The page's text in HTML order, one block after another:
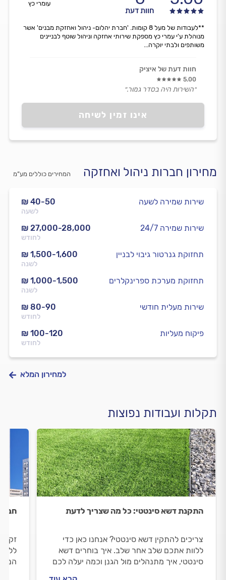
עומרי כץ
חוות דעת
אינו זמין לשיחה
**לעבודות של מעל 8 קומות. 'חברת יהלום- ניהול ואחזקת מבנים' אשר
מנוהלת ע'י עמרי כץ מספקת שירותי אחזקה וניהול שוטף לבניינים
משותפים ולבתי יוקרה...
חוות דעת של איציק
5.00
״השירות היה בסדר גמור.״
מחירון חברות ניהול ואחזקה המחירים כוללים מע”מ
₪ 40-50
לשעה
שירות שמירה לשעה
₪ 27,000-28,000
לחודש
שירות שמירה 24/7
₪ 1,500-1,600
לשנה
תחזוקת גנרטור גיבוי לבניין
₪ 1,000-1,500
לשנה
תחזוקת מערכת ספרינקלרים
₪ 80-90
לחודש
שירות מעלית חודשי
₪ 100-120
לחודש
פיקוח מעליות
למחירון המלא
תקלות ועבודות נפוצות
התקנת דשא סינטטי: כל מה שצריך לדעת
צריכים להתקין דשא סינטטי? אנחנו כאן כדי
ללוות אתכם שלב אחר שלב. איך בוחרים דשא
סינטטי, איך מתנהלים מול הגנן וכמה יעלה לכם